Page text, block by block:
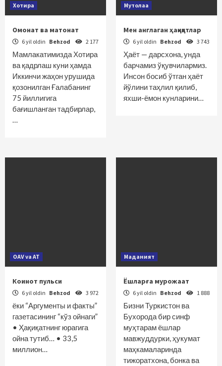
Хотира
Омонат ва матонат
6 yil oldin Behzod 2 177
Мамлакатимизда Хотира
ва қадрлаш куни ҳамда
Иккинчи жаҳон урушида
қозонилган Ғалабанинг
75 йиллигига
бағишланган тадбирлар,
…
Мутолаа
Мен англаган ҳақиқатлар
6 yil oldin Behzod 3 743
Ҳаёт — дарсхона, унда
барчамиз ўқувчилармиз.
Инсон босиб ўтган ҳаёт
йўлини таҳлил қилиб,
яхши-ёмон кунларини…
OAV va AT
Коинот пульси
6 yil oldin Behzod 3 972
ёки “Аргументы и факты”
газетасининг “кўз ойнаги”
• Ҳақиқатнинг юрагига
ойна тутиб… • 33,5
миллион…
Маданият
Ёшларға мурожаат
6 yil oldin Behzod 1 888
Бизни Туркистон ва
Бухорода бир синф
муҳтарам ёшлар
мавжуддурки, ҳукумат
маҳкамаларинда
тижоратхона, бонка ва